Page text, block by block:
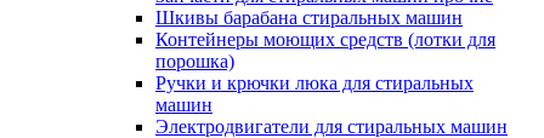
Шкивы барабана стиральных машин
Контейнеры моющих средств (лотки для
порошка)
Ручки и крючки люка для стиральных
машин
Электродвигатели для стиральных машин